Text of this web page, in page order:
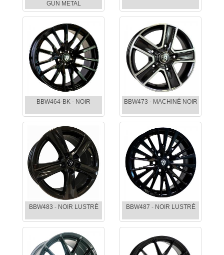
GUN METAL
BBW464-BK - NOIR BBW473 - MACHINÉ NOIR
BBW483 - NOIR LUSTRÉ BBW487 - NOIR LUSTRÉ